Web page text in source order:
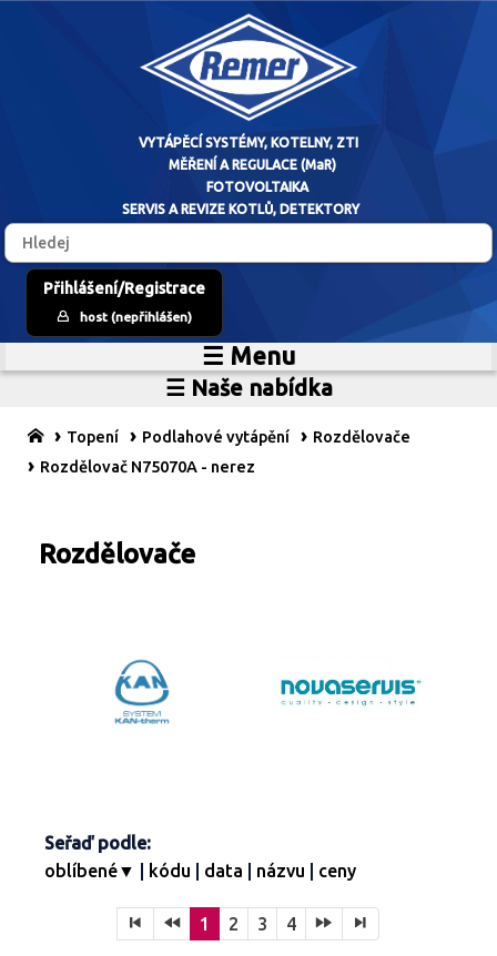
Přihlášení/Registrace
host (nepřihlášen)
☰ Menu
☰ Naše nabídka
Ostatní služby
Topení Podlahové vytápění
Rozdělovače
Rozdělovač N75070A - nerez
Rozdělovače
Seřaď podle:
oblíbené▼
kódu data názvu ceny
1 2 3 4